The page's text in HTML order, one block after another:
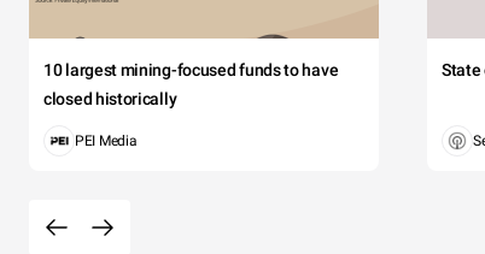
10 largest mining-focused funds to have
closed historically
PEI Media
State